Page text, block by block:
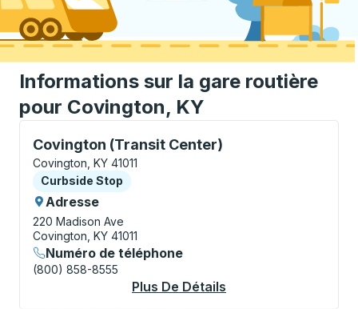
Informations sur la gare routière
pour Covington, KY
Covington (Transit Center)
Curbside Stop, utilisez les touches fléchées ou la
Covington, KY 41011
Curbside Stop
Curbside Stop
Adresse
220 Madison Ave
Covington, KY 41011
Numéro de téléphone
(800) 858-8555
Plus De Détails